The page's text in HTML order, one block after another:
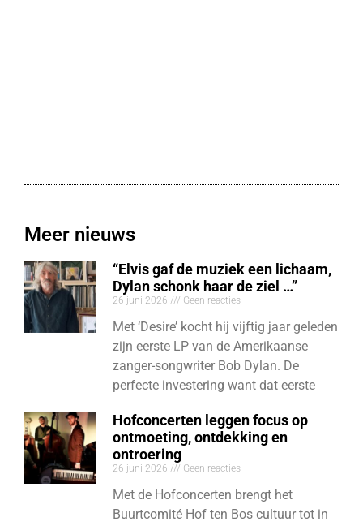
Meer nieuws
“Elvis gaf de muziek een lichaam,
Dylan schonk haar de ziel …”
26 juni 2026 Geen reacties
Met ‘Desire’ kocht hij vijftig jaar geleden
zijn eerste LP van de Amerikaanse
zanger-songwriter Bob Dylan. De
perfecte investering want dat eerste
Hofconcerten leggen focus op
ontmoeting, ontdekking en
ontroering
26 juni 2026 Geen reacties
Met de Hofconcerten brengt het
Buurtcomité Hof ten Bos cultuur tot in